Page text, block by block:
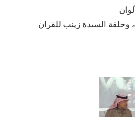
السيدة زينب للقران